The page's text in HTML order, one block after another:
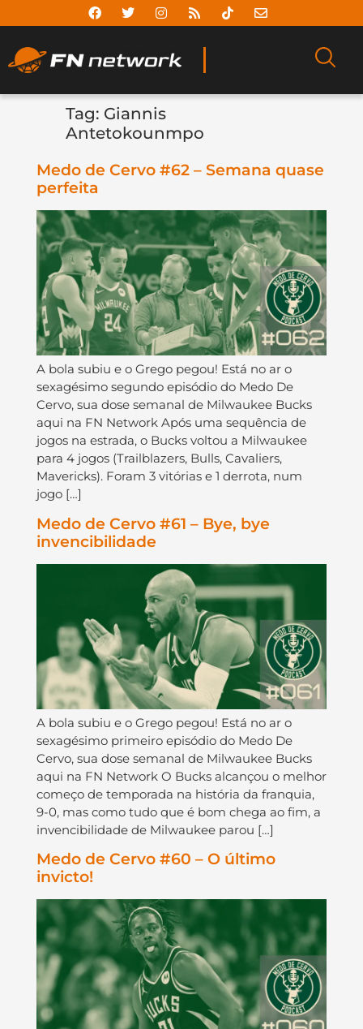
Tag: Giannis
Antetokounmpo
Medo de Cervo #62 – Semana quase
perfeita
A bola subiu e o Grego pegou! Está no ar o
sexagésimo segundo episódio do Medo De
Cervo, sua dose semanal de Milwaukee Bucks
aqui na FN Network Após uma sequência de
jogos na estrada, o Bucks voltou a Milwaukee
para 4 jogos (Trailblazers, Bulls, Cavaliers,
Mavericks). Foram 3 vitórias e 1 derrota, num
jogo […]
Medo de Cervo #61 – Bye, bye
invencibilidade
A bola subiu e o Grego pegou! Está no ar o
sexagésimo primeiro episódio do Medo De
Cervo, sua dose semanal de Milwaukee Bucks
aqui na FN Network O Bucks alcançou o melhor
começo de temporada na história da franquia,
9-0, mas como tudo que é bom chega ao fim, a
invencibilidade de Milwaukee parou […]
Medo de Cervo #60 – O último
invicto!